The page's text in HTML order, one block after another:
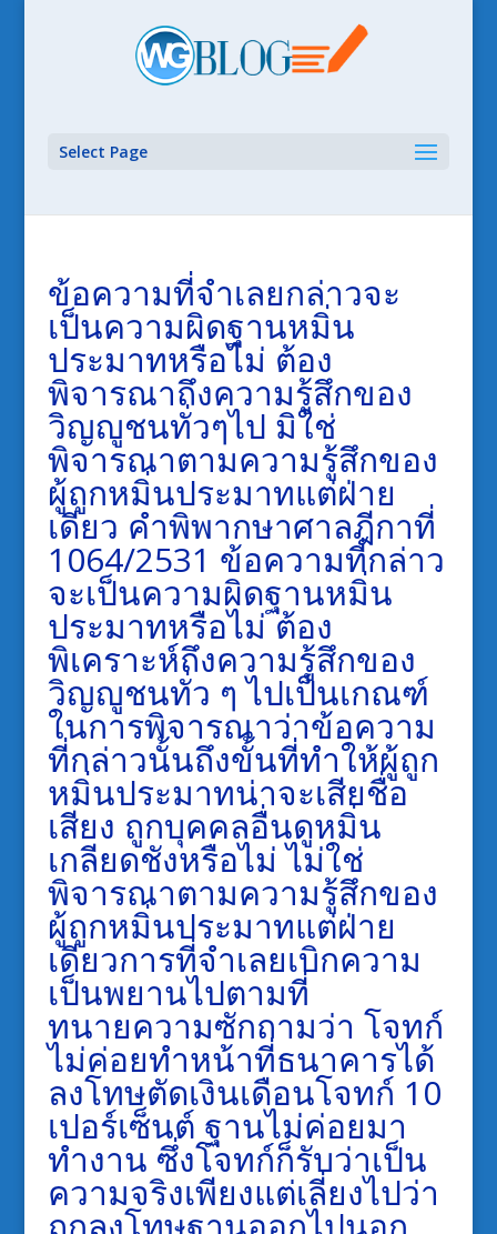
Select Page
ข้อความที่จำเลยกล่าวจะ
เป็นความผิดฐานหมิ่น
ประมาทหรือไม่ ต้อง
พิจารณาถึงความรู้สึกของ
วิญญูชนทั่วๆไป มิใช่
พิจารณาตามความรู้สึกของ
ผู้ถูกหมิ่นประมาทแต่ฝ่าย
เดียว คำพิพากษาศาลฎีกาที่
1064/2531 ข้อความที่กล่าว
จะเป็นความผิดฐานหมิ่น
ประมาทหรือไม่ ต้อง
พิเคราะห์ถึงความรู้สึกของ
วิญญูชนทั่ว ๆ ไปเป็นเกณฑ์
ในการพิจารณาว่าข้อความ
ที่กล่าวนั้นถึงขั้นที่ทำให้ผู้ถูก
หมิ่นประมาทน่าจะเสียชื่อ
เสียง ถูกบุคคลอื่นดูหมิ่น
เกลียดชังหรือไม่ ไม่ใช่
พิจารณาตามความรู้สึกของ
ผู้ถูกหมิ่นประมาทแต่ฝ่าย
เดียวการที่จำเลยเบิกความ
เป็นพยานไปตามที่
ทนายความซักถามว่า โจทก์
ไม่ค่อยทำหน้าที่ธนาคารได้
ลงโทษตัดเงินเดือนโจทก์ 10
เปอร์เซ็นต์ ฐานไม่ค่อยมา
ทำงาน ซึ่งโจทก์ก็รับว่าเป็น
ความจริงเพียงแต่เลี่ยงไปว่า